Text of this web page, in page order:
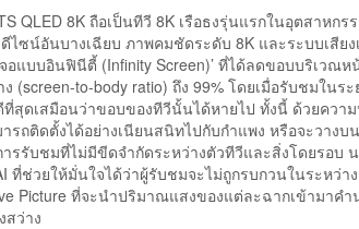
QLED 8K ถือเป็นทีวี 8K เรือธงรุ่นแรกในอุตสาห
ไซน์อันบางเฉียบ ภาพคมชัดระดับ 8K และระบบเสียง
อแบบอินฟินีตี้ (Infinity Screen)’ ที่ได้ลดขอบบริเวณ
ง (screen-to-body ratio) ถึง 99% โดยเมื่อรับชมใน
สุดเสมือนว่าขอบของทีวีนั้นได้หายไป ทั้งนี้ ด้วยควา
รถติดตั้งได้อย่างเนียนสนิทไปกับกำแพง หรือจะวาง
รรับชมที่ไม่มีขีดจำกัดระหว่างตัวทีวีและสิ่งโดยรอบ
ที่ช่วยให้มั่นใจได้ว่าผู้รับชมจะไม่ถูกรบกวนในระหว่า
Picture ที่จะนำปริมาณแสงของแต่ละฉากเข้ามาค
สว่าง